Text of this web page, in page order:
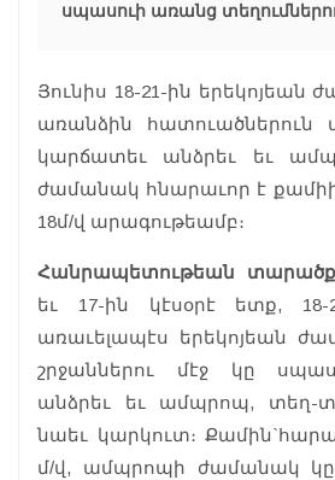
սպասուի առանց
Յունիս 18-21-ին երեկոյեան
առանձին հատուածներուն
կարճատեւ անձրեւ եւ
ժամանակ հնարաւոր է քամիի
18մ/վ արագութեամբ։
Հանրապետութեան
եւ 17-ին կէսօրէ ետք, 18-
առաւելապէս երեկոյեան
շրջաններու մէջ կը
անձրեւ եւ ամպրոպ, տեղ-
նաեւ կարկուտ։
մ/վ, ամպրոպի ժամանակ